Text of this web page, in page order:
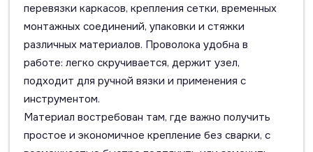
перевязки каркасов, крепления сетки, временных
монтажных соединений, упаковки и стяжки
различных материалов. Проволока удобна в
работе: легко скручивается, держит узел,
подходит для ручной вязки и применения с
инструментом.
Материал востребован там, где важно получить
простое и экономичное крепление без сварки, с